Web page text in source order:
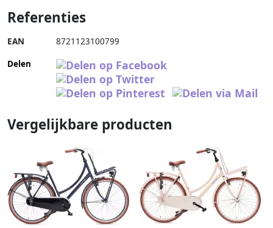
Referenties
EAN 8721123100799
Delen
Vergelijkbare producten